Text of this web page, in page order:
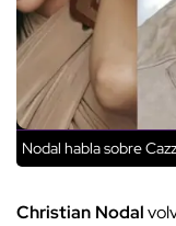
Nodal habla sobre
Christian Nodal